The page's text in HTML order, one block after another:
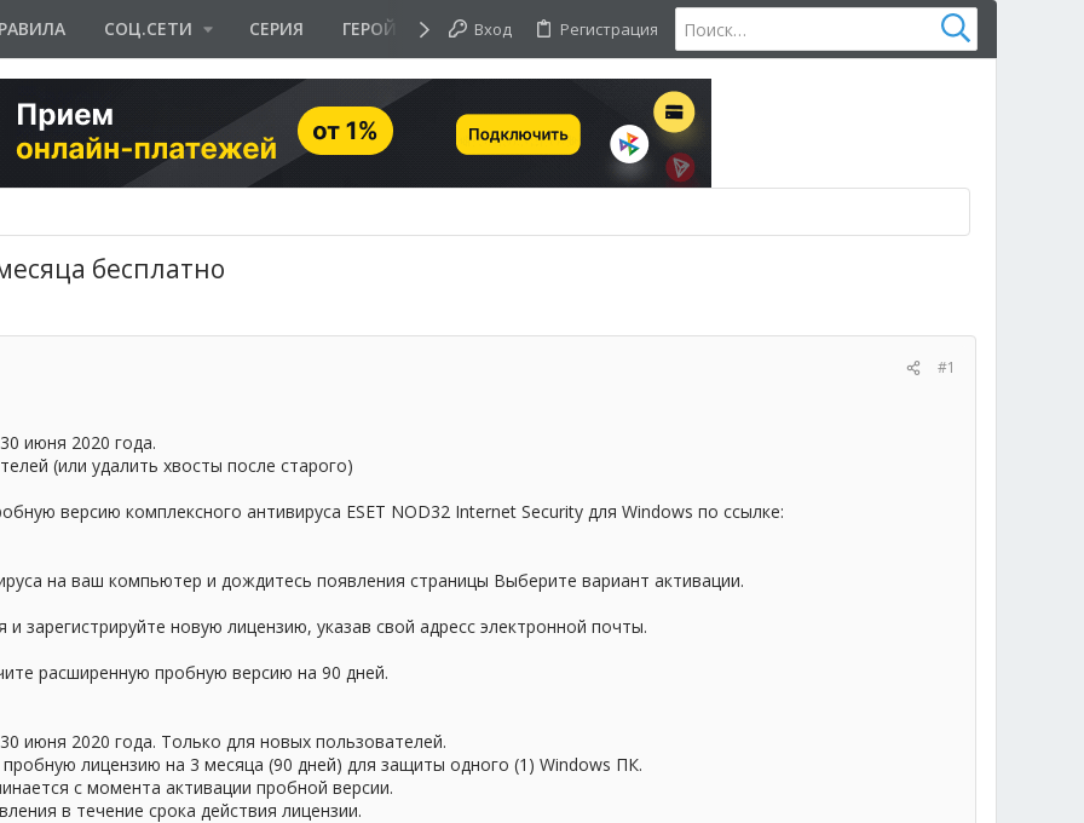
СОЦ.СЕТИ СЕРИЯ ГЕРОЙ ДНЯ Вход Регистрация
бесплатно
#1
июня 2020 года.
(или удалить хвосты после старого)
версию комплексного антивируса ESET NOD32 Internet Security для Windows по ссылке:
на ваш компьютер и дождитесь появления страницы Выберите вариант активации.
зарегистрируйте новую лицензию, указав свой адресс электронной почты.
расширенную пробную версию на 90 дней.
июня 2020 года. Только для новых пользователей.
лицензию на 3 месяца (90 дней) для защиты одного (1) Windows ПК.
с момента активации пробной версии.
в течение срока действия лицензии.